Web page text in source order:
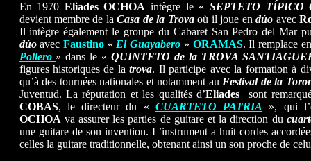
En 1970 Eliades OCHOA intègre le « SEPTETO TÍPICO
devient membre de laCasa de la Trovaoù il joue endúo avec
Il intègre également le groupe du Cabaret San Pedro del Mar
dúoavec Faustino « El Guayabero » ORAMAS. Il remplace
Pollero » dans le «QUINTETO de la TROVA
figures historiques de latrova. Il participe avec la formation à
qu’à des tournées nationales et notamment au Festival de la
Juventud. La réputation et les qualités d’Eliades sont
COBAS, le directeur du « CUARTETO PATRIA
», qui
OCHOA va assurer les parties de guitare et la direction du
une guitare de son invention. L’instrument a huit cordes
celles la guitare traditionnelle, obtenant ainsi un son proche de